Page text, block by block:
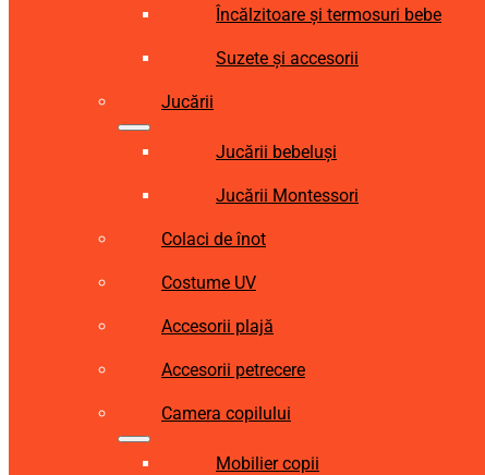
Încălzitoare și termosuri bebe
Suzete și accesorii
Jucării
Jucării bebeluși
Jucării Montessori
Colaci de înot
Costume UV
Accesorii plajă
Accesorii petrecere
Camera copilului
Mobilier copii